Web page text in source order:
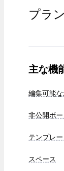
料金プラン
プラ
主な機
編集可能
非公開ボ
テンプレー
スペース